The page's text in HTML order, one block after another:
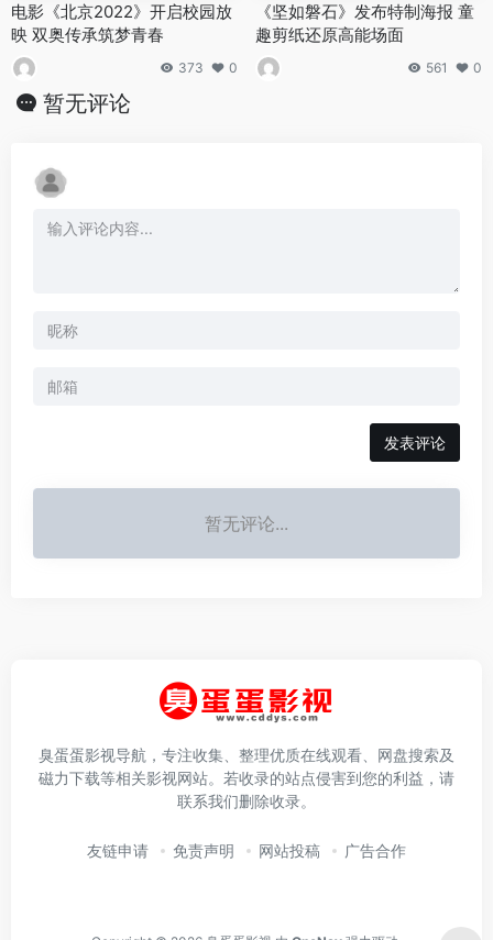
电影《北京2022》开启校园放
映 双奥传承筑梦青春
373 0
《坚如磐石》发布特制海报 童
趣剪纸还原高能场面
561 0
暂无评论
发表评论
暂无评论...
臭蛋蛋影视导航，专注收集、整理优质在线观看、网盘搜索及
磁力下载等相关影视网站。若收录的站点侵害到您的利益，请
联系我们删除收录。
友链申请 免责声明 网站投稿 广告合作